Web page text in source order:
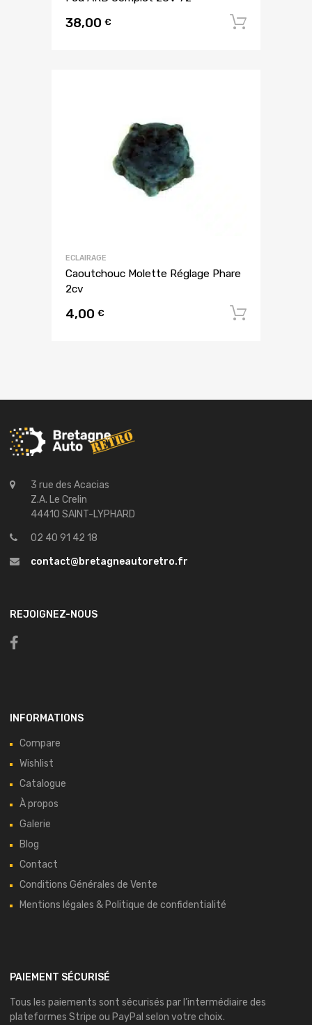
38,00 €
ECLAIRAGE
Caoutchouc Molette Réglage Phare
2cv
4,00 €
3 rue des Acacias
Z.A. Le Crelin
44410 SAINT-LYPHARD
02 40 91 42 18
contact@bretagneautoretro.fr
REJOIGNEZ-NOUS
INFORMATIONS
Compare
Wishlist
Catalogue
À propos
Galerie
Blog
Contact
Conditions Générales de Vente
Mentions légales & Politique de confidentialité
PAIEMENT SÉCURISÉ
Tous les paiements sont sécurisés par l’intermédiaire des
plateformes Stripe ou PayPal selon votre choix.